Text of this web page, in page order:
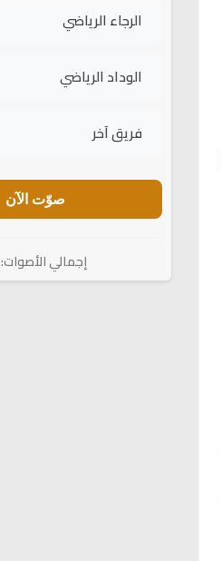
الرجاء الرياضي
الوداد الرياضي
فريق آخر
صوّت الآن
إجمالي الأصوات: 73